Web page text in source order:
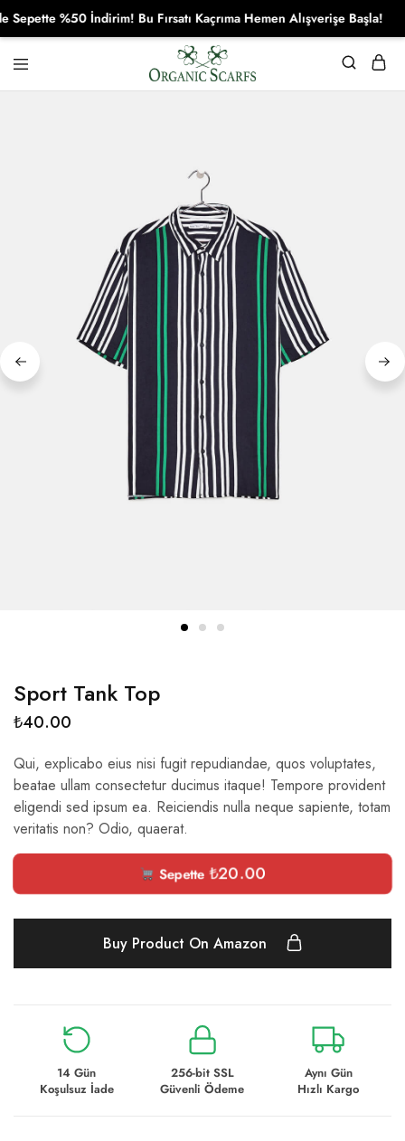
Organikscarf
Sport Tank Top
₺40.00
Qui, explicabo eius nisi fugit repudiandae, quos voluptates,
beatae ullam consectetur ducimus itaque! Tempore provident
eligendi sed ipsum ea. Reiciendis nulla neque sapiente, totam
veritatis non? Odio, quaerat.
Sepette₺20.00
Buy Product On Amazon
14 Gün
Koşulsuz İade
256-bit SSL
Güvenli Ödeme
Aynı Gün
Hızlı Kargo
%50 İndirim! Bu Fırsatı Kaçrıma Hemen Alışverişe Başla!